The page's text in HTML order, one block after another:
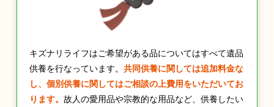
キズナリライフはご希望がある品についてはすべて遺品
供養を行なっています。 共同供養に関しては追加料金な
し、個別供養に関してはご相談の上費用をいただいてお
ります。 故人の愛用品や宗教的な用品など、供養したい